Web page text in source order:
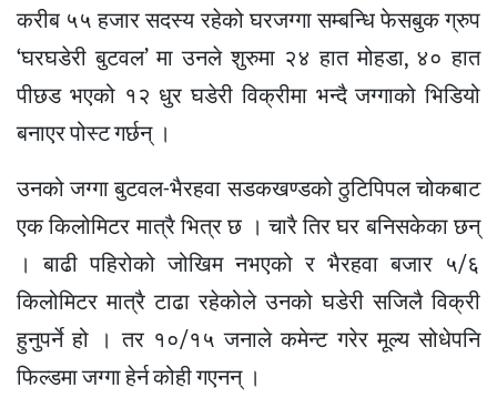
करीब ५५ हजार सदस्य रहेको घरजग्गा सम्बन्धि फेसबुक ग्रुप
‘घरघडेरी बुटवल’ मा उनले शुरुमा २४ हात मोहडा, ४० हात
पीछड भएको १२ धुर घडेरी विक्रीमा भन्दै जग्गाको भिडियो
बनाएर पोस्ट गर्छन् ।
उनको जग्गा बुटवल-भैरहवा सडकखण्डको ठुटिपिपल चोकबाट
एक किलोमिटर मात्रै भित्र छ । चारै तिर घर बनिसकेका छन्
। बाढी पहिरोको जोखिम नभएको र भैरहवा बजार ५/६
किलोमिटर मात्रै टाढा रहेकोले उनको घडेरी सजिलै विक्री
हुनुपर्ने हो । तर १०/१५ जनाले कमेन्ट गरेर मूल्य सोधेपनि
फिल्डमा जग्गा हेर्न कोही गएनन् ।